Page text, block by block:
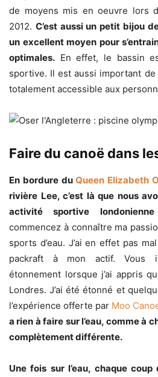
de moyens mis en oeuvre lors
2012. C’est aussi un petit bijou
un excellent moyen pour
optimales. En effet, le bassin
sportive. Il est aussi important
totalement accessible aux
Faire du canoë dans
En bordure duQueen Elizabeth
rivière Lee, c’est là que nous
activité sportive
commencez à connaître ma
sports d’eau. J’ai en effet pas
packraft à mon actif. Vous
étonnement lorsque j’ai appris
Londres. J’ai été étonné et
l’expérience offerte par Moo
a rien à faire sur l’eau, comme à
complètement différente.
Une fois sur l’eau, chaque